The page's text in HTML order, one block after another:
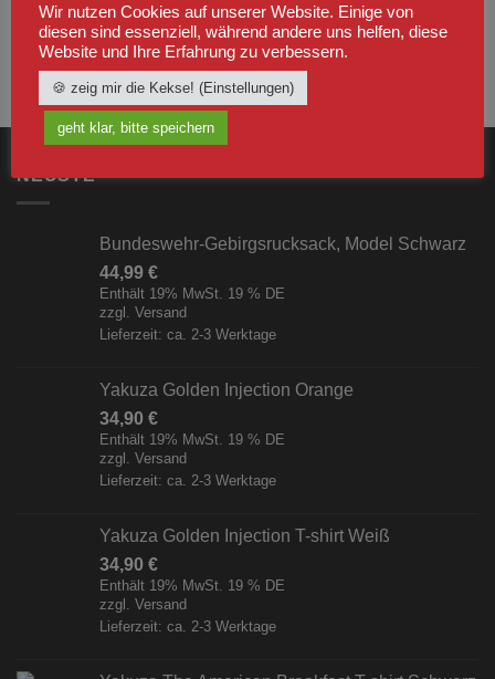
NEUSTE
Bundeswehr-Gebirgsrucksack, Model Schwarz
44,99 €
Enthält 19% MwSt. 19 % DE
zzgl. Versand
Lieferzeit: ca. 2-3 Werktage
Yakuza Golden Injection Orange
34,90 €
Enthält 19% MwSt. 19 % DE
zzgl. Versand
Lieferzeit: ca. 2-3 Werktage
Yakuza Golden Injection T-shirt Weiß
34,90 €
Enthält 19% MwSt. 19 % DE
zzgl. Versand
Lieferzeit: ca. 2-3 Werktage
Wir nutzen Cookies auf unserer Website. Einige von
diesen sind essenziell, während andere uns helfen, diese
Website und Ihre Erfahrung zu verbessern.
🍪 zeig mir die Kekse! (Einstellungen)
geht klar, bitte speichern